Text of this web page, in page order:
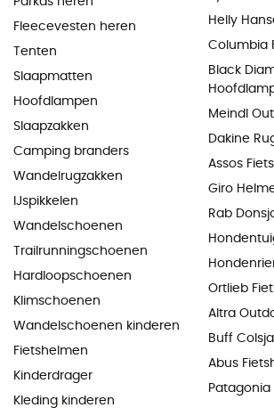
Fleecevesten heren
Tenten
Slaapmatten
Hoofdlampen
Slaapzakken
Camping branders
Wandelrugzakken
IJspikkelen
Wandelschoenen
Trailrunningschoenen
Hardloopschoenen
Klimschoenen
Wandelschoenen kinderen
Fietshelmen
Kinderdrager
Kleding kinderen
Helly
Columbia
Black
Meindl
Dakine
Assos
Giro
Rab
Ortlieb
Altra
Buff
Abus
Patagonia